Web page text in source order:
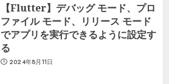
【Flutter】デバッグ モード、プロ
ファイル モード、リリース モード
でアプリを実行できるように設定す
る
2024年8月11日